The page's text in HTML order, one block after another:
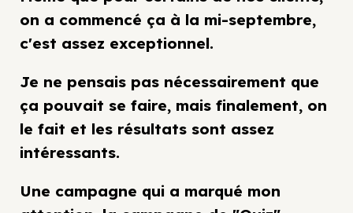
on a commencé ça à la mi-septembre,
c'est assez exceptionnel.
Je ne pensais pas nécessairement que
ça pouvait se faire, mais finalement, on
le fait et les résultats sont assez
intéressants.
Une campagne qui a marqué mon